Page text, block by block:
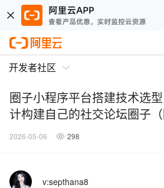
开发者社区
圈子小程序平台搭建技术选
计构建自己的社交论坛圈子（
2026-05-06 298
v:septhana8